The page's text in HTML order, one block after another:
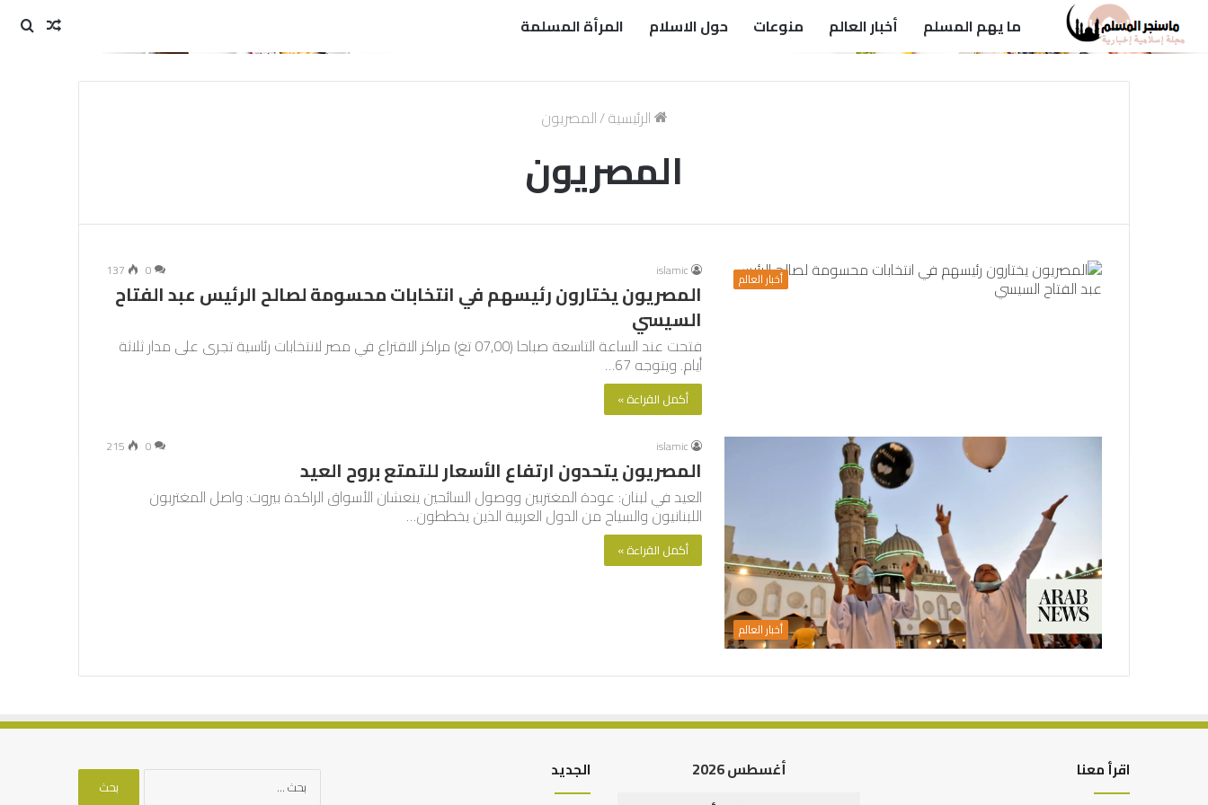
ما يهم المسلم أخبار العالم منوعات حول الاسلام المرأة المسلمة
مقال
الرئيسية/المصريون
المصريون
أخبار العالم islamic
0
137
المصريون يختارون رئيسهم في انتخابات محسومة لصالح الرئيس عبد الفتاح
السيسي
فتحت عند الساعة التاسعة صباحا (07,00 تغ) مراكز الاقتراع في مصر لانتخابات رئاسية تجرى على مدار ثلاثة
أيام. ويتوجه 67…
أكمل القراءة »
أخبار العالم
islamic
0
215
المصريون يتحدون ارتفاع الأسعار للتمتع بروح العيد
العيد في لبنان: عودة المغتربين ووصول السائحين ينعشان الأسواق الراكدة بيروت: واصل المغتربون
اللبنانيون والسياح من الدول العربية الذين يخططون…
أكمل القراءة »
اقرأ معنا
أغسطس 2026
الجديد البحث